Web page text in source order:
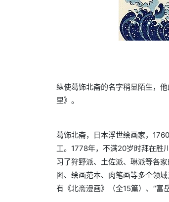
纵使葛饰北斋的名字稍显陌生，
里》。
葛饰北斋，日本浮世绘画家，
工。1778年，不满20岁时拜在胜
习了狩野派、土佐派、琳派等各
图、绘画范本、肉笔画等多个领域
有《北斋漫画》（全15篇）、“富